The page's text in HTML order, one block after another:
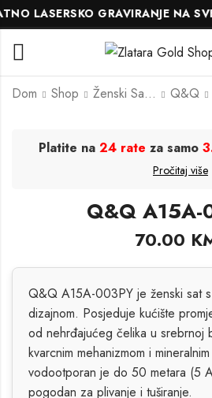
LASERSKO GRAVIRANJE NA SVE
Dom Shop Ženski Satovi Q&Q
Platite na 24 rate za samo
Pročitaj više
Q&Q A15A-
70.00
Q&Q A15A-003PY je ženski sat
dizajnom. Posjeduje kućište
od nehrđajućeg čelika u srebrnoj
kvarcnim mehanizmom i
vodootporan je do 50 metara (5
pogodan za plivanje i tuširanje.